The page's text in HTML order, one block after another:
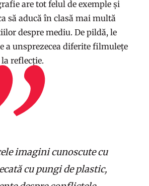
are tot felul de exemple și
să aducă în clasă mai multă
despre mediu. De pildă, le
a unsprezecea diferite filmulețe
reflecție.
imagini cunoscute cu
cu pungi de plastic,